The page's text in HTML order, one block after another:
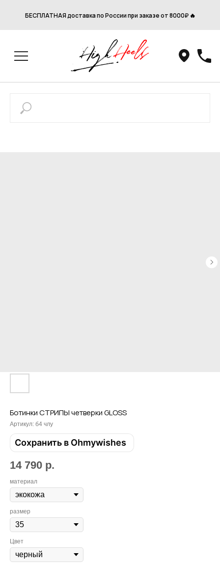
БЕСПЛАТНАЯ доставка по России при заказе от 8000₽ 🔥
Ботинки СТРИПЫ четверки GLOSS
Артикул: б4 члу
Сохранить в Ohmywishes
14 790 р.
материал
размер
Цвет